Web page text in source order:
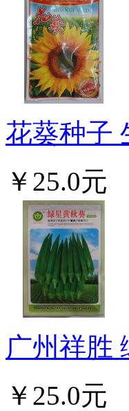
花葵种子
￥25.0元
广州祥胜
￥25.0元